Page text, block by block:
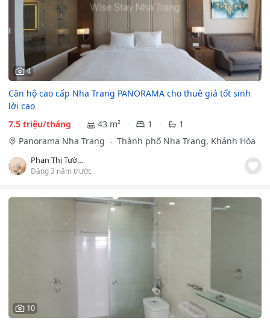
4
Căn hộ cao cấp Nha Trang PANORAMA cho thuê giá tốt sinh
lời cao
7.5 triệu/tháng
43 m² 1
1
Panorama Nha Trang
Thành phố Nha Trang, Khánh Hòa
Phan Thị Tường Vân
Đăng 3 năm trước
10